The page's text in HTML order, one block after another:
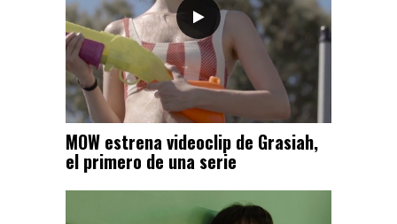
MOW estrena videoclip de Grasiah,
el primero de una serie